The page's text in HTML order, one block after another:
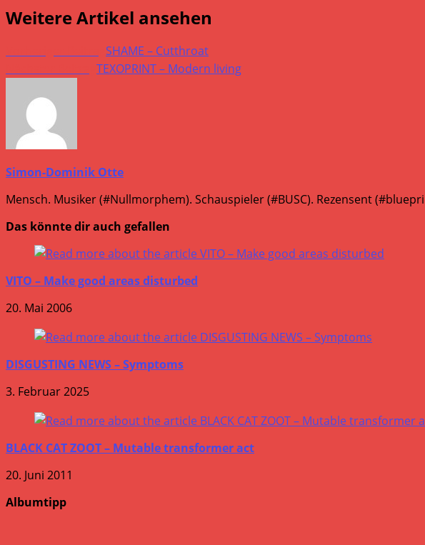
Weitere Artikel ansehen
SHAME – Cutthroat
TEXOPRINT – Modern living
Simon-Dominik Otte
Mensch. Musiker (#Nullmorphem). Schauspieler (#BUSC). Rezensent
Das könnte dir auch gefallen
VITO – Make good areas disturbed
20. Mai 2006
DISGUSTING NEWS – Symptoms
3. Februar 2025
BLACK CAT ZOOT – Mutable transformer act
20. Juni 2011
Albumtipp